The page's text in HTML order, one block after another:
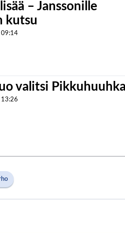
– Janssonille
kutsu
09:14
valitsi
13:26